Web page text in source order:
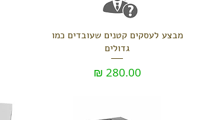
מבצע לעסקים קטנים שעובדים כמו
גדולים
מחיר